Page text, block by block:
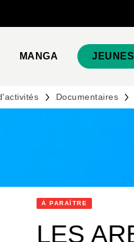
MANGA
Documentaires
À PARAÎTRE
LES